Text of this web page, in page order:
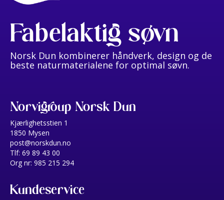
Fabelaktig søvn
Norsk Dun kombinerer håndverk, design og de
beste naturmaterialene for optimal søvn.
Norvigroup Norsk Dun
Kjærlighetsstien 1
1850 Mysen
post@norskdun.no
Tlf: 69 89 43 00
Org nr: 985 215 294
Kundeservice